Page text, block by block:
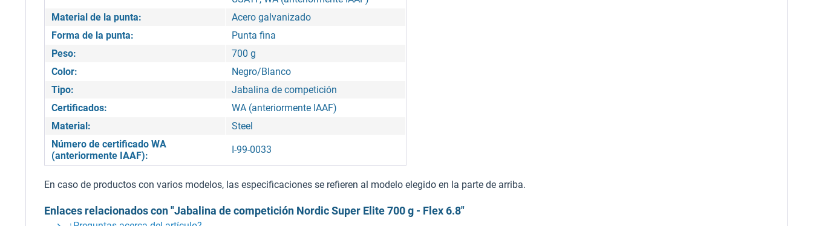
Material de la punta:
Acero galvanizado
Forma de la punta:
Punta fina
Peso:
700 g
Color:
Negro/Blanco
Tipo:
Jabalina de competición
Certificados:
WA (anteriormente IAAF)
Material:
Steel
Número de certificado WA
(anteriormente IAAF):
I-99-0033
En caso de productos con varios modelos, las especificaciones se refieren al modelo elegido en la parte de arriba.
Enlaces relacionados con "Jabalina de competición Nordic Super Elite 700 g - Flex 6.8"